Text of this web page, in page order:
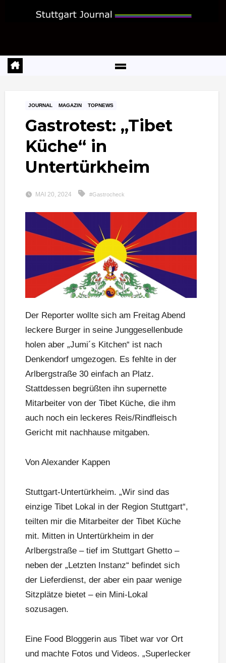
JOURNAL MAGAZIN TOPNEWS
Gastrotest: „Tibet
Küche“ in
Untertürkheim
MAI 20, 2024 #Gastrocheck
Der Reporter wollte sich am Freitag Abend
leckere Burger in seine Junggesellenbude
holen aber „Jumi´s Kitchen“ ist nach
Denkendorf umgezogen. Es fehlte in der
Arlbergstraße 30 einfach an Platz.
Stattdessen begrüßten ihn supernette
Mitarbeiter von der Tibet Küche, die ihm
auch noch ein leckeres Reis/Rindfleisch
Gericht mit nachhause mitgaben.
Von Alexander Kappen
Stuttgart-Untertürkheim. „Wir sind das
einzige Tibet Lokal in der Region Stuttgart“,
teilten mir die Mitarbeiter der Tibet Küche
mit. Mitten in Untertürkheim in der
Arlbergstraße – tief im Stuttgart Ghetto –
neben der „Letzten Instanz“ befindet sich
der Lieferdienst, der aber ein paar wenige
Sitzplätze bietet – ein Mini-Lokal
sozusagen.
Eine Food Bloggerin aus Tibet war vor Ort
und machte Fotos und Videos. „Superlecker